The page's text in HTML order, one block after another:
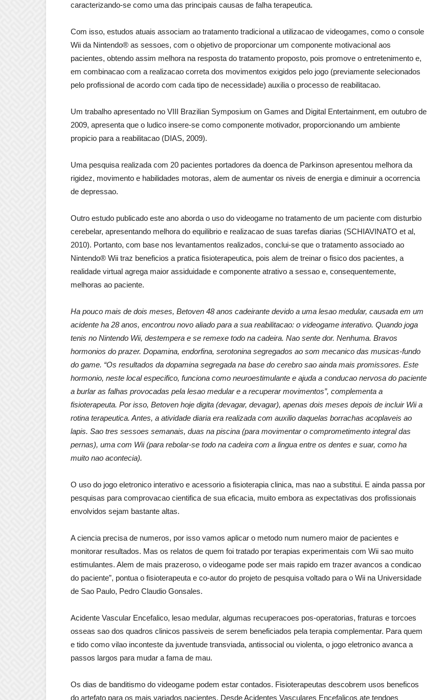
caracterizando-se como uma das principais causas de falha terapeutica.
Com isso, estudos atuais associam ao tratamento tradicional a utilizacao de videogames, como o console
Wii da Nintendo® as sessoes, com o objetivo de proporcionar um componente motivacional aos
pacientes, obtendo assim melhora na resposta do tratamento proposto, pois promove o entretenimento e,
em combinacao com a realizacao correta dos movimentos exigidos pelo jogo (previamente selecionados
pelo profissional de acordo com cada tipo de necessidade) auxilia o processo de reabilitacao.
Um trabalho apresentado no VIII Brazilian Symposium on Games and Digital Entertainment, em outubro de
2009, apresenta que o ludico insere-se como componente motivador, proporcionando um ambiente
propicio para a reabilitacao (DIAS, 2009).
Uma pesquisa realizada com 20 pacientes portadores da doenca de Parkinson apresentou melhora da
rigidez, movimento e habilidades motoras, alem de aumentar os niveis de energia e diminuir a ocorrencia
de depressao.
Outro estudo publicado este ano aborda o uso do videogame no tratamento de um paciente com disturbio
cerebelar, apresentando melhora do equilibrio e realizacao de suas tarefas diarias (SCHIAVINATO et al,
2010). Portanto, com base nos levantamentos realizados, conclui-se que o tratamento associado ao
Nintendo® Wii traz beneficios a pratica fisioterapeutica, pois alem de treinar o fisico dos pacientes, a
realidade virtual agrega maior assiduidade e componente atrativo a sessao e, consequentemente,
melhoras ao paciente.
Ha pouco mais de dois meses, Betoven 48 anos cadeirante devido a uma lesao medular, causada em um
acidente ha 28 anos, encontrou novo aliado para a sua reabilitacao: o videogame interativo. Quando joga
tenis no Nintendo Wii, destempera e se remexe todo na cadeira. Nao sente dor. Nenhuma. Bravos
hormonios do prazer. Dopamina, endorfina, serotonina segregados ao som mecanico das musicas-fundo
do game. “Os resultados da dopamina segregada na base do cerebro sao ainda mais promissores. Este
hormonio, neste local especifico, funciona como neuroestimulante e ajuda a conducao nervosa do paciente
a burlar as falhas provocadas pela lesao medular e a recuperar movimentos”, complementa a
fisioterapeuta. Por isso, Betoven hoje digita (devagar, devagar), apenas dois meses depois de incluir Wii a
rotina terapeutica. Antes, a atividade diaria era realizada com auxilio daquelas borrachas acoplaveis ao
lapis. Sao tres sessoes semanais, duas na piscina (para movimentar o comprometimento integral das
pernas), uma com Wii (para rebolar-se todo na cadeira com a lingua entre os dentes e suar, como ha
muito nao acontecia).
O uso do jogo eletronico interativo e acessorio a fisioterapia clinica, mas nao a substitui. E ainda passa por
pesquisas para comprovacao cientifica de sua eficacia, muito embora as expectativas dos profissionais
envolvidos sejam bastante altas.
A ciencia precisa de numeros, por isso vamos aplicar o metodo num numero maior de pacientes e
monitorar resultados. Mas os relatos de quem foi tratado por terapias experimentais com Wii sao muito
estimulantes. Alem de mais prazeroso, o videogame pode ser mais rapido em trazer avancos a condicao
do paciente”, pontua o fisioterapeuta e co-autor do projeto de pesquisa voltado para o Wii na Universidade
de Sao Paulo, Pedro Claudio Gonsales.
Acidente Vascular Encefalico, lesao medular, algumas recuperacoes pos-operatorias, fraturas e torcoes
osseas sao dos quadros clinicos passiveis de serem beneficiados pela terapia complementar. Para quem
e tido como vilao inconteste da juventude transviada, antissocial ou violenta, o jogo eletronico avanca a
passos largos para mudar a fama de mau.
Os dias de banditismo do videogame podem estar contados. Fisioterapeutas descobrem usos beneficos
do artefato para os mais variados pacientes. Desde Acidentes Vasculares Encefalicos ate tendoes